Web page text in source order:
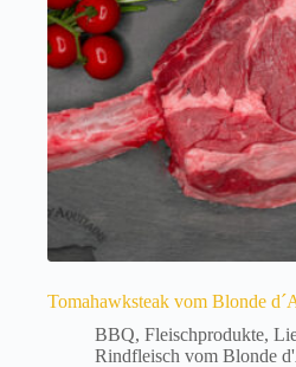
Tomahawksteak vom Blonde
BBQ, Fleischprodukte,
Rindfleisch vom Blonde